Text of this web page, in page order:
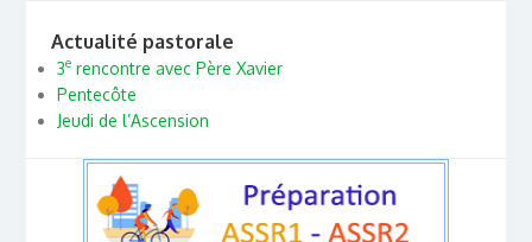
Actualité pastorale
3erencontre avec Père Xavier
Pentecôte
Jeudi de l’Ascension